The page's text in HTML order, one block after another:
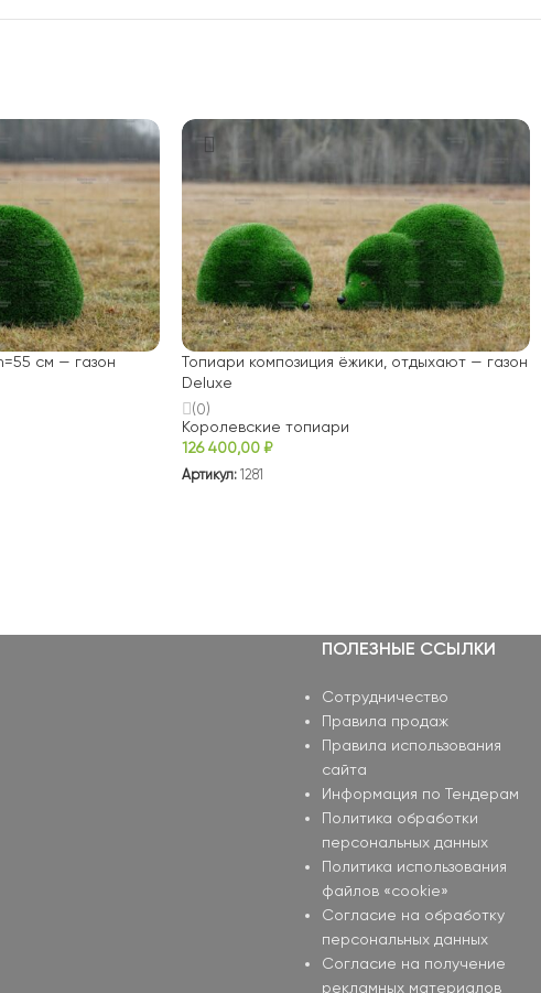
см — газон
Топиари композиция ёжики, отдыхают — газон
Deluxe
(0)
Королевские топиари
126 400,00₽
Артикул: 1281
ПОЛЕЗНЫЕ ССЫЛКИ
Сотрудничество
Правила продаж
Правила использования
сайта
Информация по Тендерам
Политика обработки
персональных данных
Политика использования
файлов «cookie»
Согласие на обработку
персональных данных
Согласие на получение
рекламных материалов